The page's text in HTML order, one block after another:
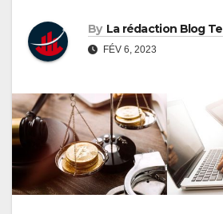
By La rédaction Blog
FÉV 6, 2023